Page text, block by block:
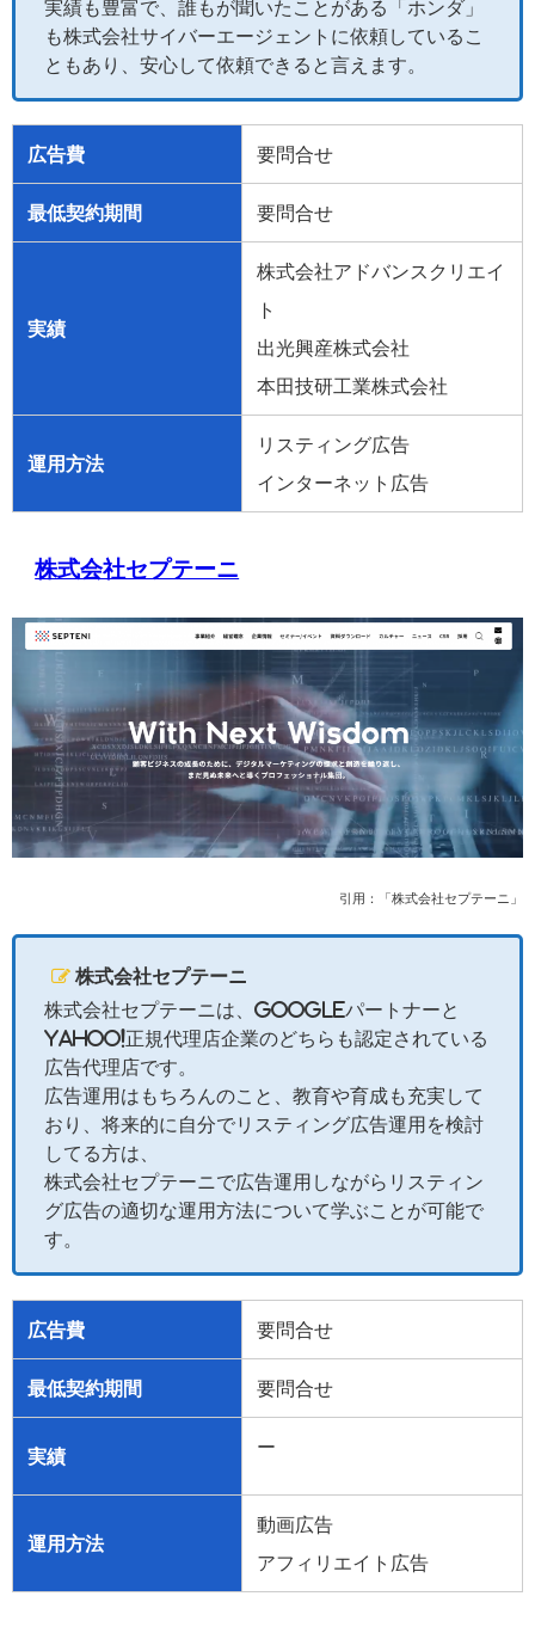
実績も豊富で、誰もが聞いたことがある「ホンダ」
も株式会社サイバーエージェントに依頼しているこ
ともあり、安心して依頼できると言えます。
広告費 要問合せ
最低契約期間 要問合せ
実績
株式会社アドバンスクリエイ
ト
出光興産株式会社
本田技研工業株式会社
運用方法
リスティング広告
インターネット広告
株式会社セプテーニ
引用：「株式会社セプテーニ」
株式会社セプテーニ
株式会社セプテーニは、Googleパートナーと
Yahoo!正規代理店企業のどちらも認定されている
広告代理店です。
広告運用はもちろんのこと、教育や育成も充実して
おり、将来的に自分でリスティング広告運用を検討
してる方は、
株式会社セプテーニで広告運用しながらリスティン
グ広告の適切な運用方法について学ぶことが可能で
す。
広告費 要問合せ
最低契約期間 要問合せ
実績 ー
運用方法
動画広告
アフィリエイト広告